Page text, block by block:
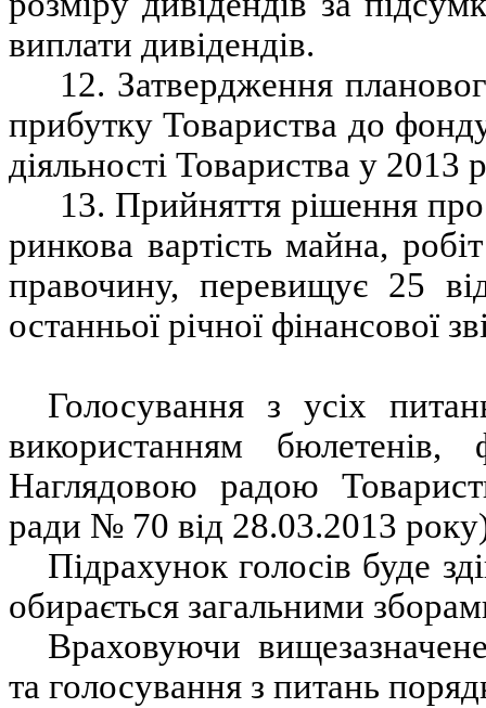
виплати дивідендів.
12. Затвердження
прибутку Товариства до
діяльності Товариства у 2013
13. Прийняття рішення
ринкова вартість майна,
правочину, перевищує 25
останньої річної фінансової
Голосування з усіх
використанням
Наглядовою радою
ради № 70 від 28.03.2013
Підрахунок голосів буде
обирається загальними
Враховуючи
та голосування з питань